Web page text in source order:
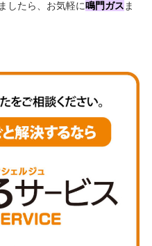
したら、お気軽に鳴門ガスま